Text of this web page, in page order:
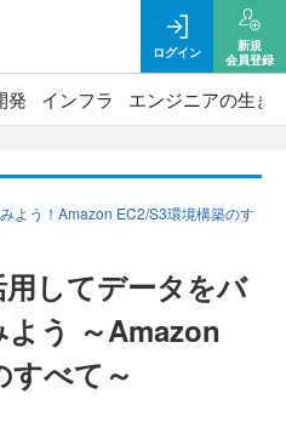
ログイン
新規
会員登録
発 インフラ エンジニアの生き
よう！Amazon EC2/S3環境構築のす
してデータをバ
う ～Amazon
すべて～